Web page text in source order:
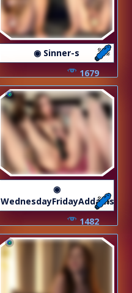
◉ Sinner-s
1679
◉
WednesdayFridayAddams
1482